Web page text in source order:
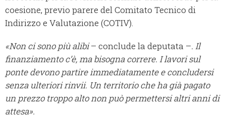
coesione, previo parere del Comitato Tecnico di
Indirizzo e Valutazione (COTIV).
«Non ci sono più alibi– conclude la deputata –. Il
finanziamento c’è, ma bisogna correre. I lavori sul
ponte devono partire immediatamente e concludersi
senza ulteriori rinvii. Un territorio che ha già pagato
un prezzo troppo alto non può permettersi altri anni di
attesa».